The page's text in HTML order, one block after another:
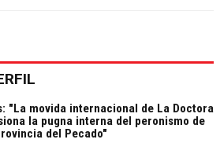
"La movida internacional de La Doctora
la pugna interna del peronismo de
del Pecado"